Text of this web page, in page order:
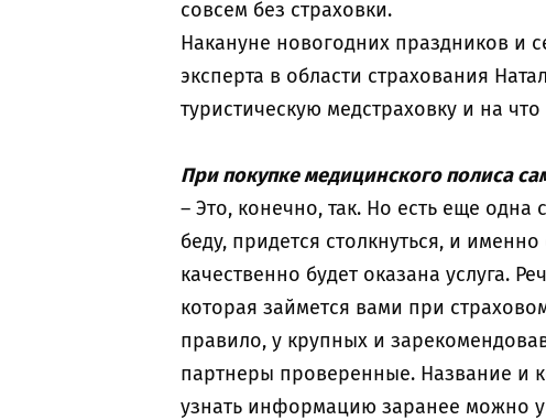
совсем без страховки.
Накануне новогодних праздников и
эксперта в области страхования
туристическую медстраховку и на
При покупке медицинского полиса
– Это, конечно, так. Но есть еще одна
беду, придется столкнуться, и
качественно будет оказана услуга.
которая займется вами при
правило, у крупных и
партнеры проверенные. Название и
узнать информацию заранее можно